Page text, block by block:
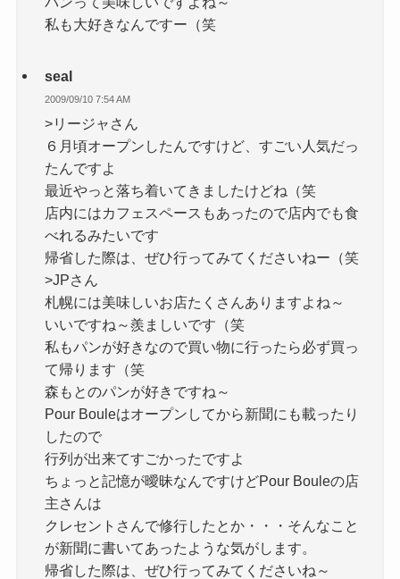
私も大好きなんですー（笑
seal
2009/09/10 7:54 AM
>リージャさん
６月頃オープンしたんですけど、すごい人気だっ
たんですよ
最近やっと落ち着いてきましたけどね（笑
店内にはカフェスペースもあったので店内でも食
べれるみたいです
帰省した際は、ぜひ行ってみてくださいねー（笑
>JPさん
札幌には美味しいお店たくさんありますよね～
いいですね～羨ましいです（笑
私もパンが好きなので買い物に行ったら必ず買っ
て帰ります（笑
森もとのパンが好きですね～
Pour Bouleはオープンしてから新聞にも載ったり
したので
行列が出来てすごかったですよ
ちょっと記憶が曖昧なんですけどPour Bouleの店
主さんは
クレセントさんで修行したとか・・・そんなこと
が新聞に書いてあったような気がします。
帰省した際は、ぜひ行ってみてくださいね～